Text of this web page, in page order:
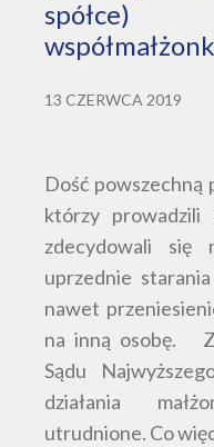
13 CZERWCA 2019
Dość powszechną
którzy prowadzili
zdecydowali się
uprzednie
nawet
na inną osobę.
Sądu
działania
utrudnione. Co